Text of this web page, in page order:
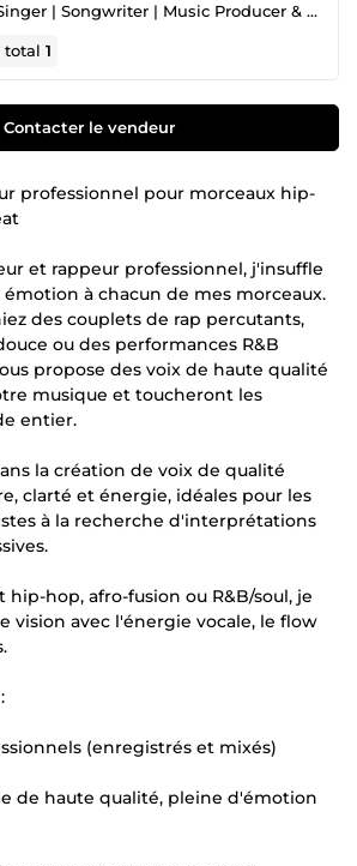
Rapper | Singer | Songwriter | Music Producer & Audio Engineer
total1
Contacter le vendeur
professionnel pour morceaux hip-
et rappeur professionnel, j'insuffle
à chacun de mes morceaux.
des couplets de rap percutants,
ou des performances R&B
propose des voix de haute qualité
musique et toucheront les
entier.
la création de voix de qualité
clarté et énergie, idéales pour les
à la recherche d'interprétations
hip-hop, afro-fusion ou R&B/soul, je
vision avec l'énergie vocale, le flow
(enregistrés et mixés)
de haute qualité, pleine d'émotion